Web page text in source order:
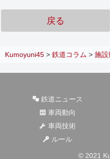
戻る
Kumoyuni45 > 鉄道コラム > 施設
鉄道ニュース
車両動向
車両技術
ルール
© 2021